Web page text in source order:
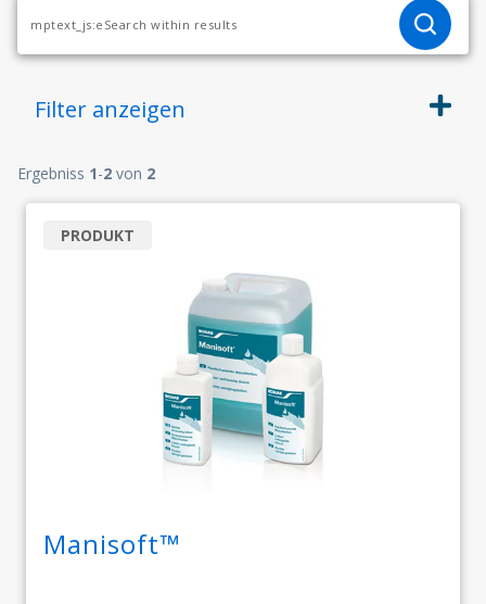
Filter anzeigen
Ergebniss 1-2 von 2
Manisoft™
PRODUKT